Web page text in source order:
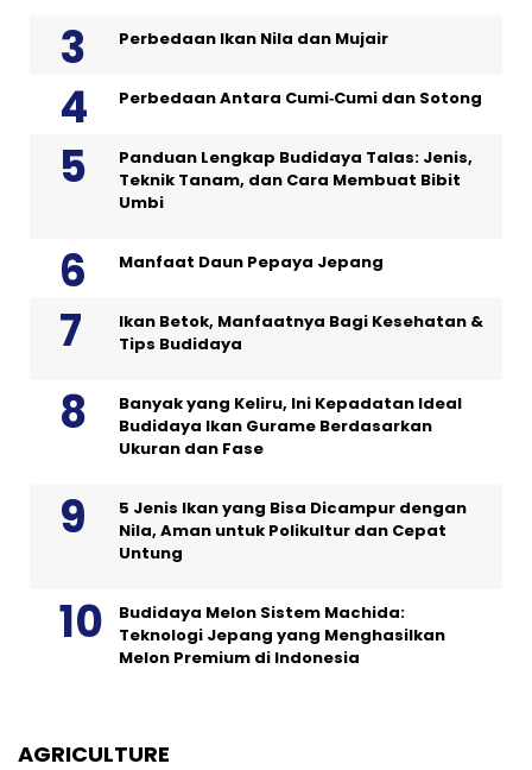
Perbedaan Ikan Nila dan Mujair
Perbedaan Antara Cumi‑Cumi dan Sotong
Panduan Lengkap Budidaya Talas: Jenis,
Teknik Tanam, dan Cara Membuat Bibit
Umbi
Manfaat Daun Pepaya Jepang
Ikan Betok, Manfaatnya Bagi Kesehatan &
Tips Budidaya
Banyak yang Keliru, Ini Kepadatan Ideal
Budidaya Ikan Gurame Berdasarkan
Ukuran dan Fase
5 Jenis Ikan yang Bisa Dicampur dengan
Nila, Aman untuk Polikultur dan Cepat
Untung
Budidaya Melon Sistem Machida:
Teknologi Jepang yang Menghasilkan
Melon Premium di Indonesia
AGRICULTURE